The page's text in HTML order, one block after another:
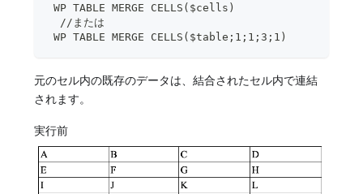
WP TABLE MERGE CELLS($cells)
  //または
WP TABLE MERGE CELLS($table;1;1;3;1)
元のセル内の既存のデータは、結合されたセル内で連結
されます。
実行前